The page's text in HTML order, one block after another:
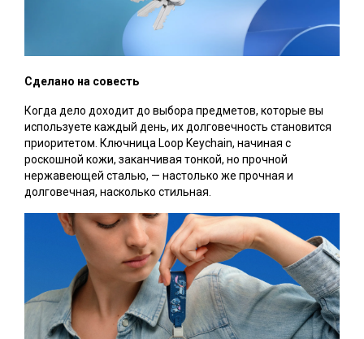
Сделано на совесть
Когда дело доходит до выбора предметов, которые вы
используете каждый день, их долговечность становится
приоритетом. Ключница Loop Keychain, начиная с
роскошной кожи, заканчивая тонкой, но прочной
нержавеющей сталью, — настолько же прочная и
долговечная, насколько стильная.